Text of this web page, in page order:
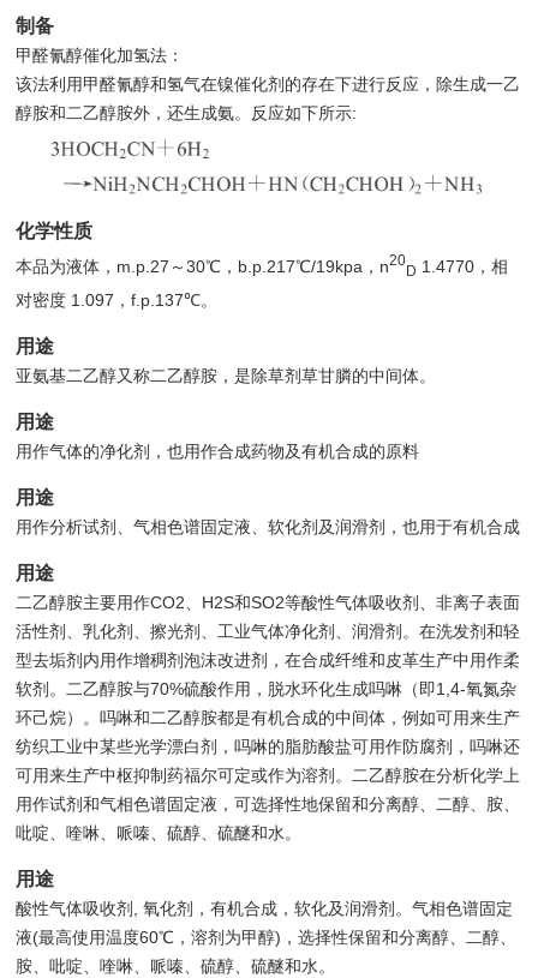
制备
甲醛氰醇催化加氢法：
该法利用甲醛氰醇和氢气在镍催化剂的存在下进行反应，除生成一乙
醇胺和二乙醇胺外，还生成氨。反应如下所示:
化学性质
本品为液体，m.p.27～30℃，b.p.217℃/19kpa，n20
D 1.4770，相
对密度 1.097，f.p.137℃。
用途
亚氨基二乙醇又称二乙醇胺，是除草剂草甘膦的中间体。
用途
用作气体的净化剂，也用作合成药物及有机合成的原料
用途
用作分析试剂、气相色谱固定液、软化剂及润滑剂，也用于有机合成
用途
二乙醇胺主要用作CO2、H2S和SO2等酸性气体吸收剂、非离子表面
活性剂、乳化剂、擦光剂、工业气体净化剂、润滑剂。在洗发剂和轻
型去垢剂内用作增稠剂泡沫改进剂，在合成纤维和皮革生产中用作柔
软剂。二乙醇胺与70%硫酸作用，脱水环化生成吗啉（即1,4-氧氮杂
环己烷）。吗啉和二乙醇胺都是有机合成的中间体，例如可用来生产
纺织工业中某些光学漂白剂，吗啉的脂肪酸盐可用作防腐剂，吗啉还
可用来生产中枢抑制药福尔可定或作为溶剂。二乙醇胺在分析化学上
用作试剂和气相色谱固定液，可选择性地保留和分离醇、二醇、胺、
吡啶、喹啉、哌嗪、硫醇、硫醚和水。
用途
酸性气体吸收剂, 氧化剂，有机合成，软化及润滑剂。气相色谱固定
液(最高使用温度60℃，溶剂为甲醇)，选择性保留和分离醇、二醇、
胺、吡啶、喹啉、哌嗪、硫醇、硫醚和水。